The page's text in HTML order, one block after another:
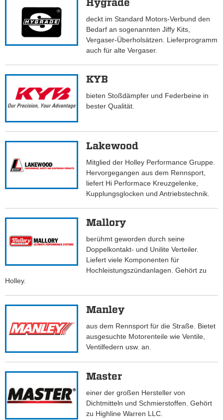
Hygrade
deckt im Standard Motors-Verbund den
Bedarf an sogenannten Jiffy Kits,
Vergaser-Überholsätzen. Lieferprogramm
auch für alte Vergaser.
KYB
bieten Stoßdämpfer und Federbeine in
bester Qualität.
Lakewood
Mitglied der Holley Performance Gruppe.
Hervorgegangen aus dem Rennsport,
liefert Hi Performace Kreuzgelenke,
Kupplungsglocken und Antriebstechnik.
Mallory
berühmt geworden durch seine
Doppelkontakt- und Unilite Verteiler.
Liefert viele Komponenten für
Hochleistungszündanlagen. Gehört zu
Holley.
Manley
aus dem Rennsport für die Straße. Bietet
ausgesuchte Motorenteile wie Ventile,
Ventilfedern usw. an.
Master
einer der großen Hersteller von
Dichtmitteln und Schmierstoffen. Gehört
zu Highline Warren LLC.